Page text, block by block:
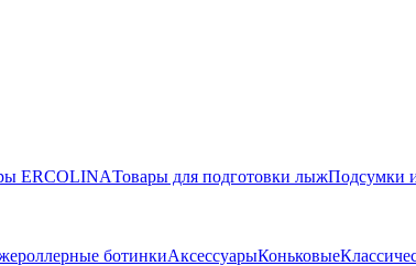
ERCOLINAТовары для подготовки лыжПодсумки
ботинкиАксессуарыКоньковые